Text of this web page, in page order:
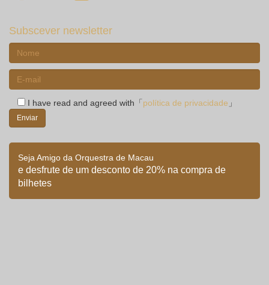
Subscever newsletter
I have read and agreed with「 política de privacidade 」
Seja Amigo da Orquestra de Macau
e desfrute de um desconto de 20% na compra de
bilhetes